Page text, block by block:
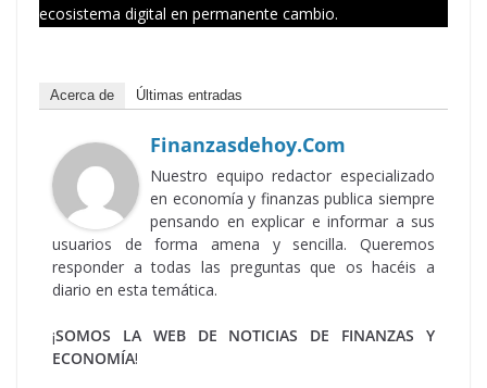
ecosistema digital en permanente cambio.
Acerca de Últimas entradas
Finanzasdehoy.com
Nuestro equipo redactor especializado
en economía y finanzas publica siempre
pensando en explicar e informar a sus
usuarios de forma amena y sencilla. Queremos
responder a todas las preguntas que os hacéis a
diario en esta temática.
¡SOMOS LA WEB DE NOTICIAS DE FINANZAS Y
ECONOMÍA!